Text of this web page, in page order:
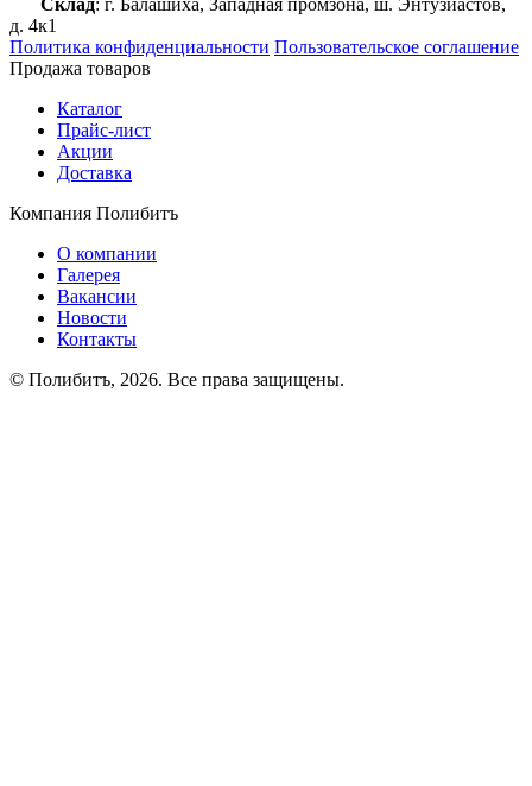
д. 4к1
Политика конфиденциальности Пользовательское соглашение
Продажа товаров
Каталог
Прайс-лист
Акции
Доставка
Компания Полибитъ
О компании
Галерея
Вакансии
Новости
Контакты
© Полибитъ, 2026. Все права защищены.